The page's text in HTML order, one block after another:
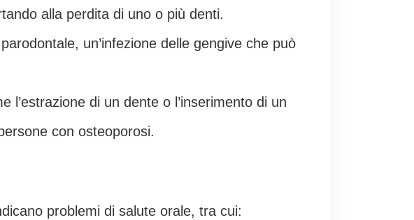
alla perdita di uno o più denti.
un’infezione delle gengive che può
l’estrazione di un dente o l’inserimento di un
con osteoporosi.
problemi di salute orale, tra cui: